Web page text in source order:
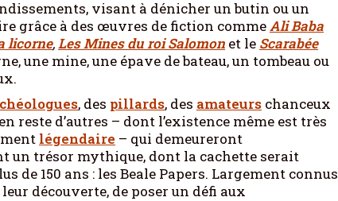
visant à dénicher un butin ou un
grâce à des œuvres de fiction commeAli Baba
licorne,Les Mines du roi Salomon et le Scarabée
une mine, une épave de bateau, un tombeau ou
, des pillards, des amateurs chanceux
reste d’autres – dont l’existence même est très
légendaire – qui demeureront
un trésor mythique, dont la cachette serait
de 150 ans : les Beale Papers. Largement connus
découverte, de poser un défi aux